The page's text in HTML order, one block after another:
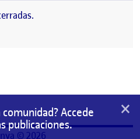
Accede
publicaciones.
×
© 2026